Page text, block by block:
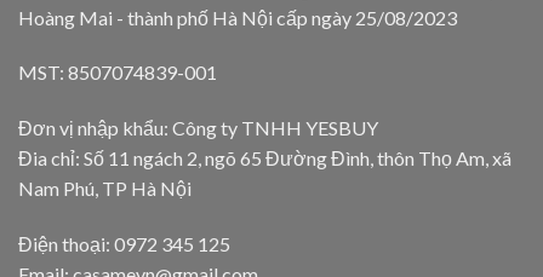
Hoàng Mai - thành phố Hà Nội cấp ngày 25/08/2023
MST: 8507074839-001
Đơn vị nhập khẩu: Công ty TNHH YESBUY
Đia chỉ: Số 11 ngách 2, ngõ 65 Đường Đình, thôn Thọ Am, xã
Nam Phú, TP Hà Nội
Điện thoại: 0972 345 125